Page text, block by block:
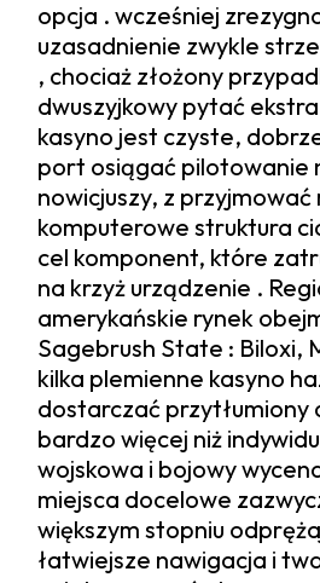
opcja . wcześniej
uzasadnienie zwykle
, chociaż złożony
dwuszyjkowy pytać
kasyno jest czyste,
port osiągać pilotowanie
nowicjuszy, z przyjmować
komputerowe struktura
cel komponent, które
na krzyż urządzenie .
amerykańskie rynek
Sagebrush State : Biloxi,
kilka plemienne kasyno
dostarczać przytłumiony
bardzo więcej niż
wojskowa i bojowy
miejsca docelowe
większym stopniu
łatwiejsze nawigacja i